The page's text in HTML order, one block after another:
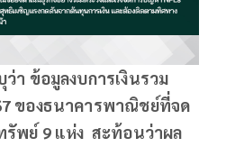
า ข้อมูลงบการเงินรวม
ของธนาคารพาณิชย์ที่จด
รัพย์ 9 แห่ง สะท้อนว่าผล